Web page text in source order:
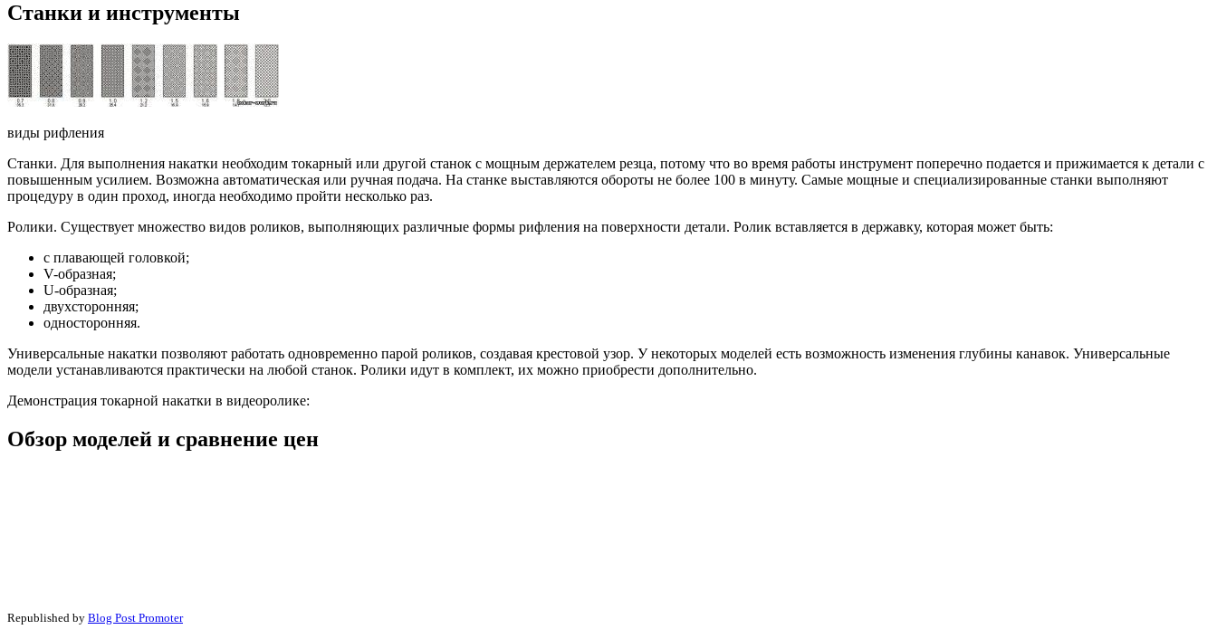
Станки и инструменты
виды рифления
Станки. Для выполнения накатки необходим токарный или другой станок с мощным держателем резца, потому что во время работы инструмент поперечно подается и прижимается к детали с
повышенным усилием. Возможна автоматическая или ручная подача. На станке выставляются обороты не более 100 в минуту. Самые мощные и специализированные станки выполняют
процедуру в один проход, иногда необходимо пройти несколько раз.
Ролики. Существует множество видов роликов, выполняющих различные формы рифления на поверхности детали. Ролик вставляется в державку, которая может быть:
с плавающей головкой;
V-образная;
U-образная;
двухсторонняя;
односторонняя.
Универсальные накатки позволяют работать одновременно парой роликов, создавая крестовой узор. У некоторых моделей есть возможность изменения глубины канавок. Универсальные
модели устанавливаются практически на любой станок. Ролики идут в комплект, их можно приобрести дополнительно.
Демонстрация токарной накатки в видеоролике:
Обзор моделей и сравнение цен
Republished by Blog Post Promoter